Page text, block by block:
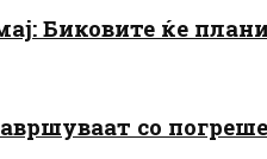
Биковите ќе
со